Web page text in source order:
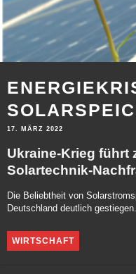
17. MÄRZ 2022
Ukraine-Krieg führt
Solartechnik-
Die Beliebtheit von
Deutschland deutlich
WIRTSCHAFT